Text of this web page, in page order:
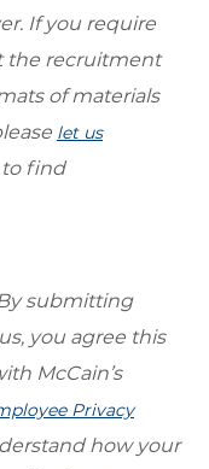
If you require
the recruitment
of materials
let us
find
submitting
you agree this
McCain’s
Privacy
how your